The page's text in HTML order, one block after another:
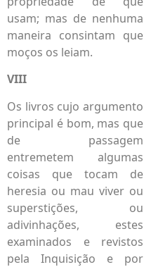
usam; mas de nenhuma
maneira consintam que
moços os leiam.
VIII
Os livros cujo argumento
principal é bom, mas que
de passagem
entremetem algumas
coisas que tocam de
heresia ou mau viver ou
superstições, ou
adivinhações, estes
examinados e revistos
pela Inquisição e por